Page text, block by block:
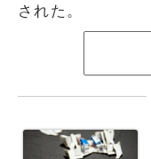
された。